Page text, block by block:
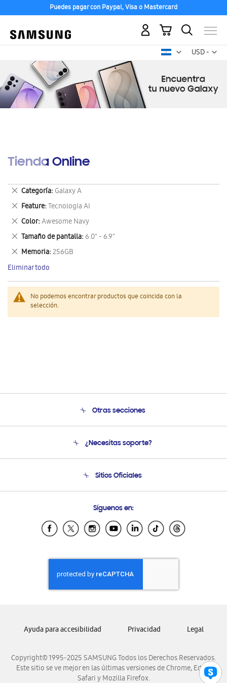
Puedes pagar con Paypal, Visa o Mastercard
USD -
dólar
Mi carrito
Tienda Online
No podemos encontrar productos que coincida con la
selección.
Categoría Galaxy A
Eliminar
este
artículo
Feature Tecnología AI
Eliminar
este
artículo
Color Awesome Navy
Eliminar
este
artículo
Tamaño de pantalla 6.0" - 6.9"
Eliminar
este
artículo
Memoria 256GB
Eliminar
este
artículo
Eliminar todo
Otras secciones
Soporte
¿Necesitas soporte?
Soporte vía eMail
Sitios Oficiales
Samsung Ecuador
Samsung El Salvador
Samsung Honduras
Samsung Nicaragua
Samsung Panamá
Samsung Venezuela
Síguenos en:
Copyright© 1995-2025 SAMSUNG Todos los Derechos Reservados.
Este sitio se ve mejor en las últimas versiones de Chrome, Edge,
Safari y Mozilla Firefox.
Ayuda para accesibilidad Privacidad Legal